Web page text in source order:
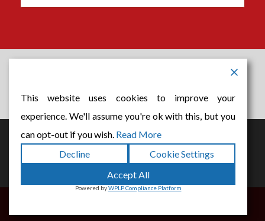
innen arbeid, velferd, inkludering og kompetansebygging.
Dette nettstedet bruker informasjonskapsler. Ved å fortsette å
navigere gjennom nettstedet, godtar du bruken av
informasjonskapsler.
This website uses cookies to improve your
experience. We'll assume you're ok with this, but you
can opt-out if you wish. Read More
Decline
Cookie Settings
Accept All
Powered byWPLP Compliance Platform